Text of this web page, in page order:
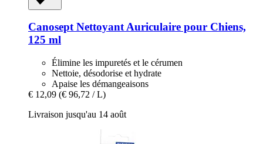
CanoseptNettoyant Auriculaire pour Chiens,
125 ml
Élimine les impuretés et le cérumen
Nettoie, désodorise et hydrate
Apaise les démangeaisons
€ 12,09 (€ 96,72 / L)
Livraison jusqu'au 14 août